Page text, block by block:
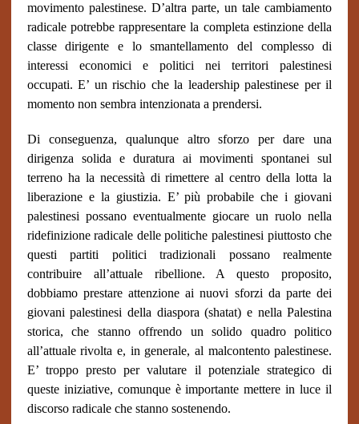
movimento palestinese. D’altra parte, un tale cambiamento
radicale potrebbe rappresentare la completa estinzione della
classe dirigente e lo smantellamento del complesso di
interessi economici e politici nei territori palestinesi
occupati. E’ un rischio che la leadership palestinese per il
momento non sembra intenzionata a prendersi.
Di conseguenza, qualunque altro sforzo per dare una
dirigenza solida e duratura ai movimenti spontanei sul
terreno ha la necessità di rimettere al centro della lotta la
liberazione e la giustizia. E’ più probabile che i giovani
palestinesi possano eventualmente giocare un ruolo nella
ridefinizione radicale delle politiche palestinesi piuttosto che
questi partiti politici tradizionali possano realmente
contribuire all’attuale ribellione. A questo proposito,
dobbiamo prestare attenzione ai nuovi sforzi da parte dei
giovani palestinesi della diaspora (shatat) e nella Palestina
storica, che stanno offrendo un solido quadro politico
all’attuale rivolta e, in generale, al malcontento palestinese.
E’ troppo presto per valutare il potenziale strategico di
queste iniziative, comunque è importante mettere in luce il
discorso radicale che stanno sostenendo.